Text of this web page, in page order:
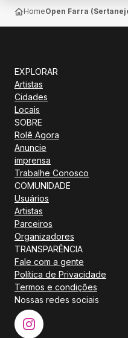
HomeOpen Farra
EXPLORAR
Artistas
Cidades
Locais
SOBRE
Rolê Agora
Anuncie
imprensa
Trabalhe Conosco
COMUNIDADE
Usuários
Artistas
Parceiros
Organizadores
TRANSPARÊNCIA
Fale com a gente
Política de Privacidade
Termos e condições
Nossas redes sociais